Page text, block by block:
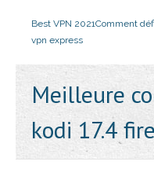
Best VPN 2021Comment
vpn express
Meilleure
kodi 17.4